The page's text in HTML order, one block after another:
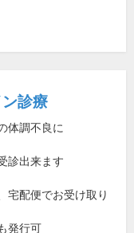
診療
体調不良に
診出来ます
宅配便でお受け取り
発行可